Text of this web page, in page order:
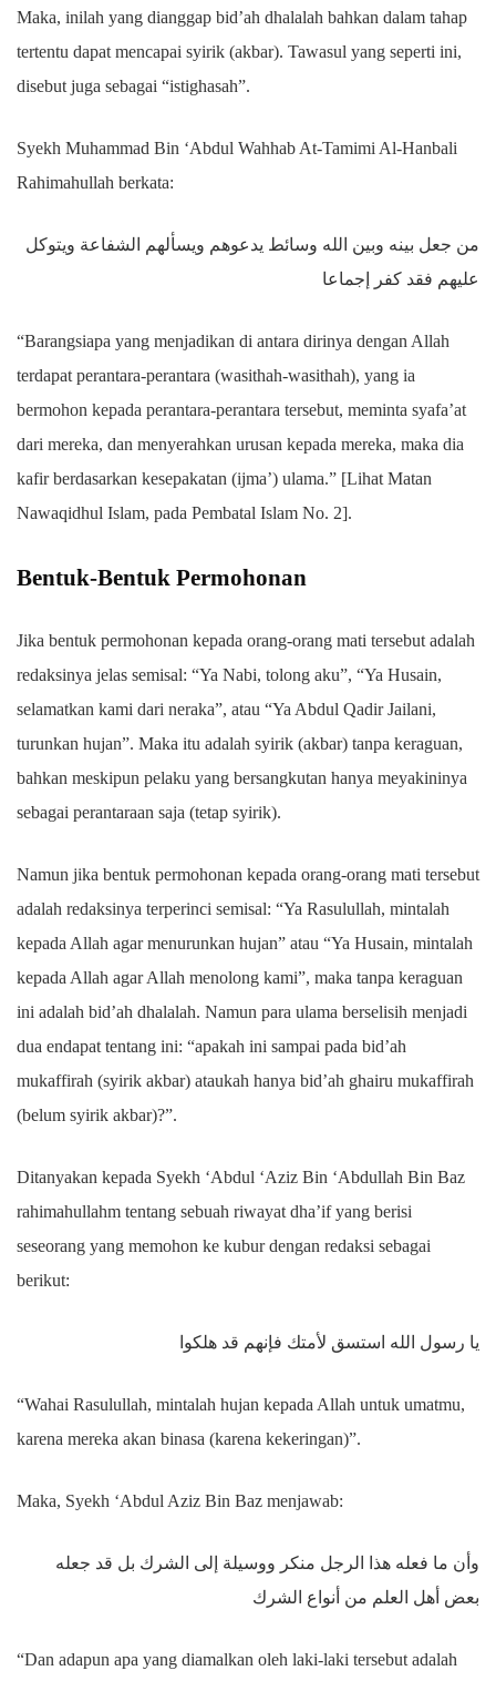
Maka, inilah yang dianggap bid’ah dhalalah bahkan dalam tahap
tertentu dapat mencapai syirik (akbar). Tawasul yang seperti ini,
disebut juga sebagai “istighasah”.
Syekh Muhammad Bin ‘Abdul Wahhab At-Tamimi Al-Hanbali
Rahimahullah berkata:
من جعل بينه وبين الله وسائط يدعوهم ويسألهم الشفاعة ويتوكل
عليهم فقد كفر إجماعا
“Barangsiapa yang menjadikan di antara dirinya dengan Allah
terdapat perantara-perantara (wasithah-wasithah), yang ia
bermohon kepada perantara-perantara tersebut, meminta syafa’at
dari mereka, dan menyerahkan urusan kepada mereka, maka dia
kafir berdasarkan kesepakatan (ijma’) ulama.” [Lihat Matan
Nawaqidhul Islam, pada Pembatal Islam No. 2].
Bentuk-Bentuk Permohonan
Jika bentuk permohonan kepada orang-orang mati tersebut adalah
redaksinya jelas semisal: “Ya Nabi, tolong aku”, “Ya Husain,
selamatkan kami dari neraka”, atau “Ya Abdul Qadir Jailani,
turunkan hujan”. Maka itu adalah syirik (akbar) tanpa keraguan,
bahkan meskipun pelaku yang bersangkutan hanya meyakininya
sebagai perantaraan saja (tetap syirik).
Namun jika bentuk permohonan kepada orang-orang mati tersebut
adalah redaksinya terperinci semisal: “Ya Rasulullah, mintalah
kepada Allah agar menurunkan hujan” atau “Ya Husain, mintalah
kepada Allah agar Allah menolong kami”, maka tanpa keraguan
ini adalah bid’ah dhalalah. Namun para ulama berselisih menjadi
dua endapat tentang ini: “apakah ini sampai pada bid’ah
mukaffirah (syirik akbar) ataukah hanya bid’ah ghairu mukaffirah
(belum syirik akbar)?”.
Ditanyakan kepada Syekh ‘Abdul ‘Aziz Bin ‘Abdullah Bin Baz
rahimahullahm tentang sebuah riwayat dha’if yang berisi
seseorang yang memohon ke kubur dengan redaksi sebagai
berikut:
يا رسول الله استسق لأمتك فإنهم قد هلكوا
“Wahai Rasulullah, mintalah hujan kepada Allah untuk umatmu,
karena mereka akan binasa (karena kekeringan)”.
Maka, Syekh ‘Abdul Aziz Bin Baz menjawab:
وأن ما فعله هذا الرجل منكر ووسيلة إلى الشرك بل قد جعله
بعض أهل العلم من أنواع الشرك
“Dan adapun apa yang diamalkan oleh laki-laki tersebut adalah